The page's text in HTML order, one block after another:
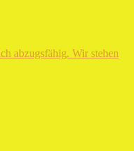
abzugsfähig. Wir stehen